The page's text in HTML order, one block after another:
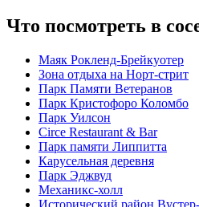
Что посмотреть в
Маяк Рокленд-Брейкуотер
Зона отдыха на Норт-стрит
Парк Памяти Ветеранов
Парк Кристофоро Коломбо
Парк Уилсон
Circe Restaurant & Bar
Парк памяти Липпитта
Карусельная деревня
Парк Эджвуд
Механикс-холл